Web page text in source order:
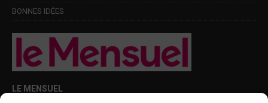
BONNES IDÉES
LE MENSUEL